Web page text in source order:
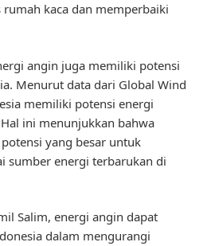
kaca dan memperbaiki
angin juga memiliki potensi
Menurut data dari Global Wind
memiliki potensi energi
ini menunjukkan bahwa
yang besar untuk
sumber energi terbarukan di
Salim, energi angin dapat
dalam mengurangi